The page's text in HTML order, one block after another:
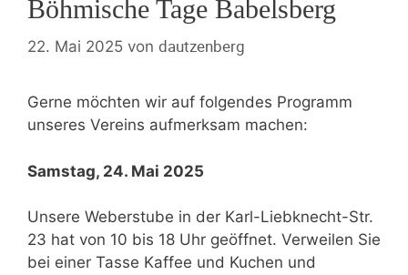
Böhmische Tage Babelsberg
22. Mai 2025 von dautzenberg
Gerne möchten wir auf folgendes Programm
unseres Vereins aufmerksam machen:
Samstag, 24. Mai 2025
Unsere Weberstube in der Karl-Liebknecht-Str.
23 hat von 10 bis 18 Uhr geöffnet. Verweilen Sie
bei einer Tasse Kaffee und Kuchen und